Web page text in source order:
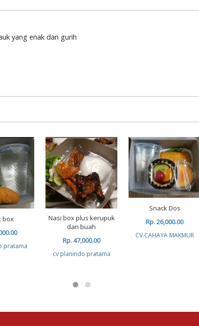
yang enak dan gurih
box
pratama
Nasi box plus kerupuk
dan buah
Rp. 47,000.00
cv planindo pratama
Snack Dos
Rp. 26,000.00
CV.CAHAYA MAKMUR